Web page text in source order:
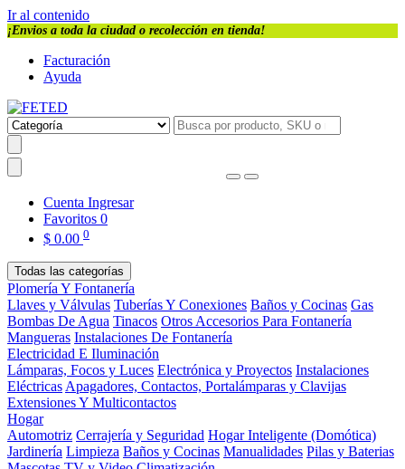
Ir al contenido
¡Envios a toda la ciudad o recolección en tienda!
Facturación
Ayuda
Cuenta Ingresar
Favoritos 0
$ 0.00 0
Todas las categorías
Plomería Y Fontanería
Llaves y Válvulas Tuberías Y Conexiones Baños y Cocinas Gas
Bombas De Agua Tinacos Otros Accesorios Para Fontanería
Mangueras Instalaciones De Fontanería
Electricidad E Iluminación
Lámparas, Focos y Luces Electrónica y Proyectos Instalaciones
Eléctricas Apagadores, Contactos, Portalámparas y Clavijas
Extensiones Y Multicontactos
Hogar
Automotriz Cerrajería y Seguridad Hogar Inteligente (Domótica)
Jardinería Limpieza Baños y Cocinas Manualidades Pilas y Baterias